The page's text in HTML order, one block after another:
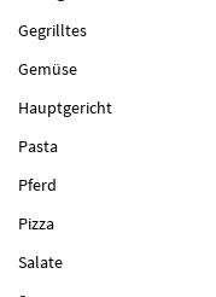
Gegrilltes
Gemüse
Hauptgericht
Pasta
Pferd
Pizza
Salate